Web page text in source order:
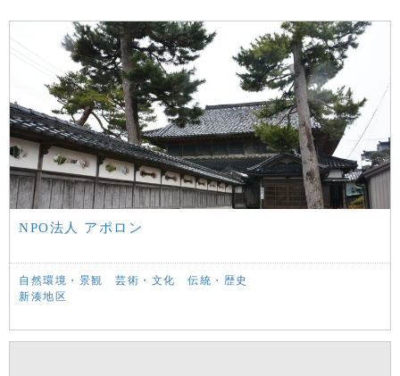
NPO法人 アポロン
自然環境・景観 芸術・文化
伝統・歴史
新湊地区